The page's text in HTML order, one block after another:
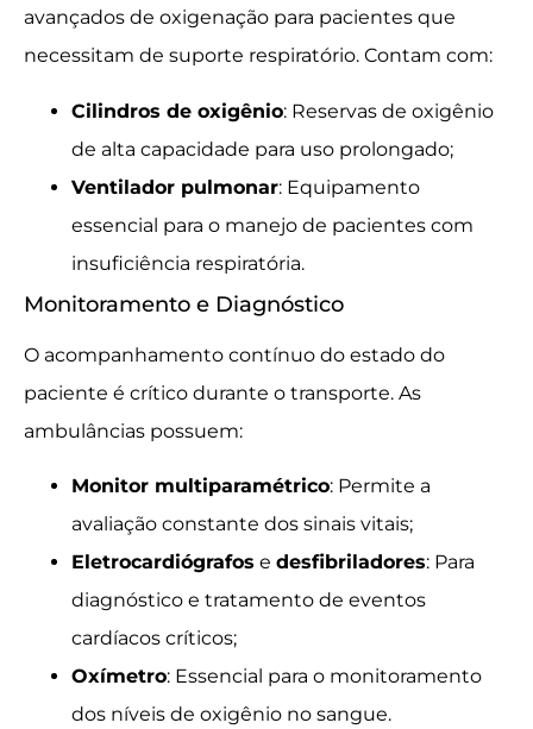
avançados de oxigenação para pacientes que
necessitam de suporte respiratório. Contam com:
Cilindros de oxigênio: Reservas de oxigênio
de alta capacidade para uso prolongado;
Ventilador pulmonar: Equipamento
essencial para o manejo de pacientes com
insuficiência respiratória.
Monitoramento e Diagnóstico
O acompanhamento contínuo do estado do
paciente é crítico durante o transporte. As
ambulâncias possuem:
Monitor multiparamétrico: Permite a
avaliação constante dos sinais vitais;
Eletrocardiógrafos e desfibriladores: Para
diagnóstico e tratamento de eventos
cardíacos críticos;
Oxímetro: Essencial para o monitoramento
dos níveis de oxigênio no sangue.